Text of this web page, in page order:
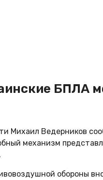
БПЛА
Михаил Ведерников
механизм
обороны